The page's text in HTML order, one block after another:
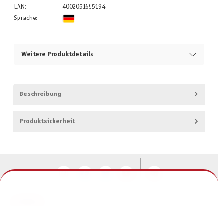
EAN:
4002051695194
Sprache:
Weitere Produktdetails
Beschreibung
Produktsicherheit